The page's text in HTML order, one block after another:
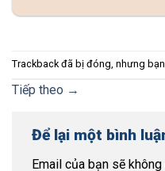
Trackback đã bị đóng, nhưng
Tiếp theo →
Để lại một bình
Email của bạn sẽ